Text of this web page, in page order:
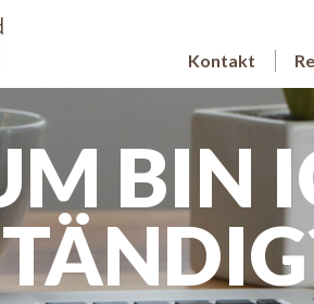
Kontakt
BIN